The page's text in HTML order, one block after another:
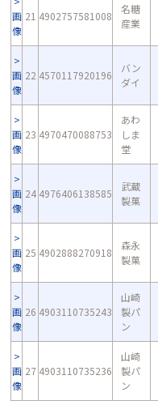
画
像
21 4902757581008
名糖
産業
画
像
22 4570117920196
バン
ダイ
画
像
23 4970470088753
あわ
しま
堂
画
像
24 4976406138585
武蔵
製菓
画
像
25 4902888270918
森永
製菓
画
像
26 4903110735243
山崎
製パ
ン
画
像
27 4903110735236
山崎
製パ
ン